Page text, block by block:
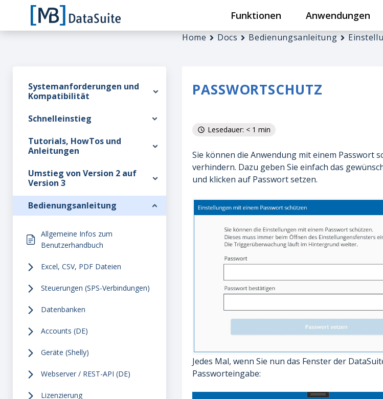
Funktionen Anwendungen
Systemanforderungen und
Kompatibilität
Schnelleinstieg
Tutorials, HowTos und
Anleitungen
Umstieg von Version 2 auf
Version 3
Bedienungsanleitung
Allgemeine Infos zum
Benutzerhandbuch
Excel, CSV, PDF Dateien
Steuerungen (SPS-Verbindungen)
Datenbanken
Accounts (DE)
Geräte (Shelly)
Webserver / REST-API (DE)
Lizenzierung
Home Docs Bedienungsanleitung
PASSWORTSCHUTZ
Lesedauer: < 1 min
Sie können die Anwendung mit einem Passwort
verhindern. Dazu geben Sie einfach das
und klicken auf Passwort setzen.
Jedes Mal, wenn Sie nun das Fenster der
Passworteingabe: